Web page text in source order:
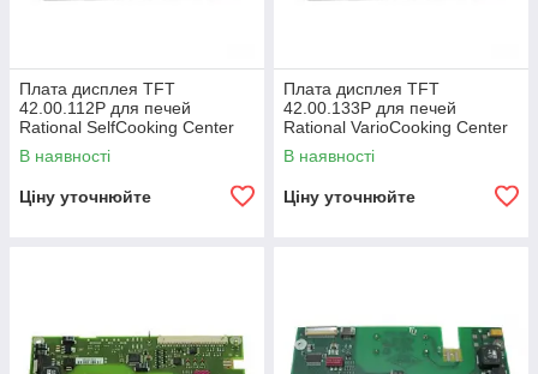
Плата дисплея TFT
42.00.112Р для печей
Rational SelfCooking Center
XS/61/101/201
В наявності
Ціну уточнюйте
Плата дисплея TFT
42.00.133Р для печей
Rational VarioCooking Center
112
В наявності
Ціну уточнюйте